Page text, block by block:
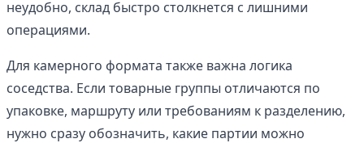
неудобно, склад быстро столкнется с лишними
операциями.
Для камерного формата также важна логика
соседства. Если товарные группы отличаются по
упаковке, маршруту или требованиям к разделению,
нужно сразу обозначить, какие партии можно